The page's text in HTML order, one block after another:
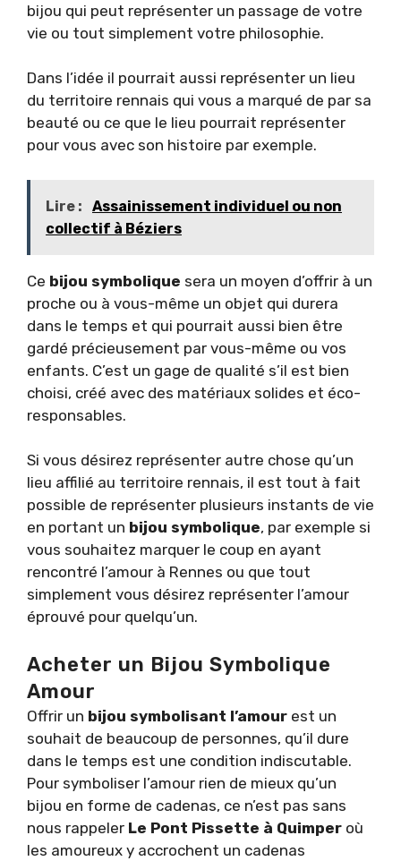
bijou qui peut représenter un passage de votre
vie ou tout simplement votre philosophie.
Dans l’idée il pourrait aussi représenter un lieu
du territoire rennais qui vous a marqué de par sa
beauté ou ce que le lieu pourrait représenter
pour vous avec son histoire par exemple.
Lire :
Assainissement individuel ou non
collectif à Béziers
Ce bijou symbolique sera un moyen d’offrir à un
proche ou à vous-même un objet qui durera
dans le temps et qui pourrait aussi bien être
gardé précieusement par vous-même ou vos
enfants. C’est un gage de qualité s’il est bien
choisi, créé avec des matériaux solides et éco-
responsables.
Si vous désirez représenter autre chose qu’un
lieu affilié au territoire rennais, il est tout à fait
possible de représenter plusieurs instants de vie
en portant un bijou symbolique, par exemple si
vous souhaitez marquer le coup en ayant
rencontré l’amour à Rennes ou que tout
simplement vous désirez représenter l’amour
éprouvé pour quelqu’un.
Acheter un Bijou Symbolique
Amour
Offrir un bijou symbolisant l’amour est un
souhait de beaucoup de personnes, qu’il dure
dans le temps est une condition indiscutable.
Pour symboliser l’amour rien de mieux qu’un
bijou en forme de cadenas, ce n’est pas sans
nous rappeler Le Pont Pissette à Quimper où
les amoureux y accrochent un cadenas